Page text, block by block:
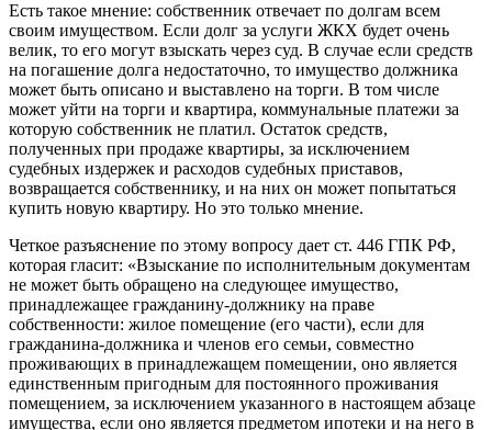
Есть такое мнение: собственник отвечает по долгам всем
своим имуществом. Если долг за услуги ЖКХ будет очень
велик, то его могут взыскать через суд. В случае если средств
на погашение долга недостаточно, то имущество должника
может быть описано и выставлено на торги. В том числе
может уйти на торги и квартира, коммунальные платежи за
которую собственник не платил. Остаток средств,
полученных при продаже квартиры, за исключением
судебных издержек и расходов судебных приставов,
возвращается собственнику, и на них он может попытаться
купить новую квартиру. Но это только мнение.
Четкое разъяснение по этому вопросу дает ст. 446 ГПК РФ,
которая гласит: «Взыскание по исполнительным документам
не может быть обращено на следующее имущество,
принадлежащее гражданину-должнику на праве
собственности: жилое помещение (его части), если для
гражданина-должника и членов его семьи, совместно
проживающих в принадлежащем помещении, оно является
единственным пригодным для постоянного проживания
помещением, за исключением указанного в настоящем абзаце
имущества, если оно является предметом ипотеки и на него в